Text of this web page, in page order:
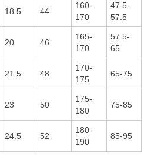
18.5 44
160-
170
47.5-
57.5
20 46
165-
170
57.5-
65
21.5 48
170-
175
65-75
23 50
175-
180
75-85
24.5 52
180-
190
85-95